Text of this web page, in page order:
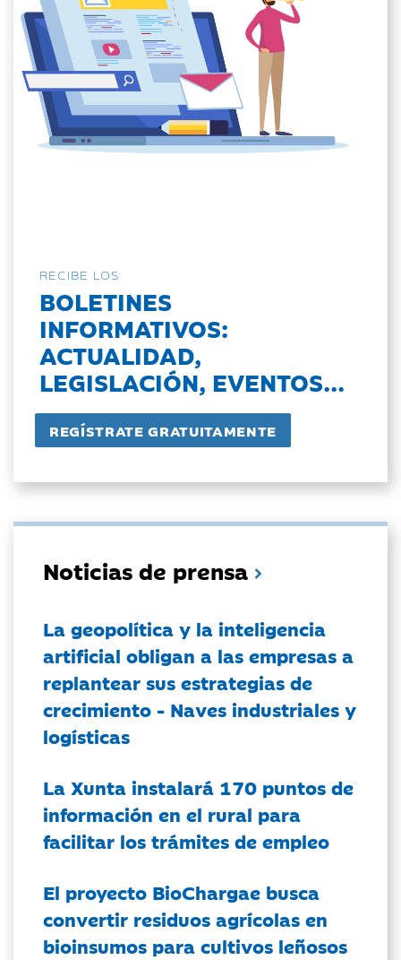
RECIBE LOS
BOLETINES
INFORMATIVOS:
ACTUALIDAD,
LEGISLACIÓN, EVENTOS...
Noticias de prensa
La geopolítica y la inteligencia
artificial obligan a las empresas a
replantear sus estrategias de
crecimiento - Naves industriales y
logísticas
La Xunta instalará 170 puntos de
información en el rural para
facilitar los trámites de empleo
El proyecto BioChargae busca
convertir residuos agrícolas en
bioinsumos para cultivos leñosos